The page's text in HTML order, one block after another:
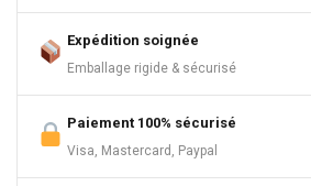
Expédition soignée
Emballage rigide & sécurisé
Paiement 100% sécurisé
Visa, Mastercard, Paypal